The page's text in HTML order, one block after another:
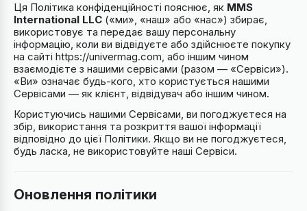
Ця Політика конфіденційності пояснює, як MMS
International LLC («ми», «наш» або «нас») збирає,
використовує та передає вашу персональну
інформацію, коли ви відвідуєте або здійснюєте покупку
на сайті https://univermag.com, або іншим чином
взаємодієте з нашими сервісами (разом — «Сервіси»).
«Ви» означає будь-кого, хто користується нашими
Сервісами — як клієнт, відвідувач або іншим чином.
Користуючись нашими Сервісами, ви погоджуєтеся на
збір, використання та розкриття вашої інформації
відповідно до цієї Політики. Якщо ви не погоджуєтеся,
будь ласка, не використовуйте наші Сервіси.
Оновлення політики